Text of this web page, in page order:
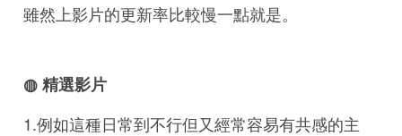
雖然上影片的更新率比較慢一點就是。
◍ 精選影片
1.例如這種日常到不行但又經常容易有共感的主